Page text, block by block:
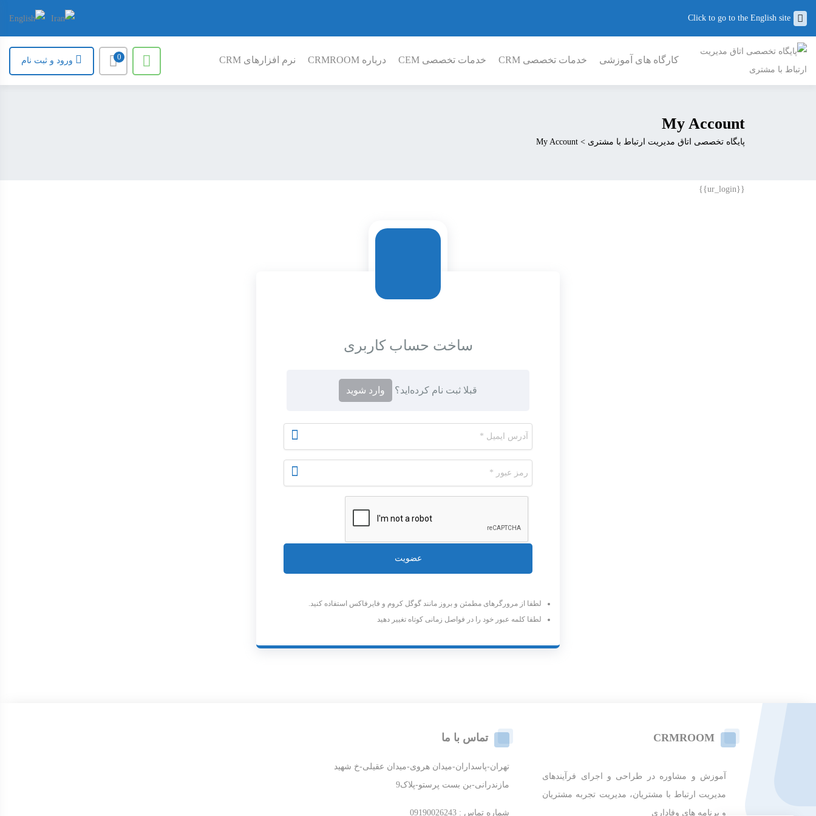
Click to go to the English site
کارگاه های آموزشی خدمات تخصصی CRM خدمات تخصصی CEM درباره CRMROOM نرم افزارهای CRM 0 ورود و ثبت نام
My Account
پایگاه تخصصی اتاق مدیریت ارتباط با مشتری >
My Account
{{ur_login}}
ساخت حساب کاربری
قبلا ثبت ‌نام کرده‌اید؟ وارد شوید
عضویت
لطفا از مرورگرهای مطمئن و بروز مانند گوگل کروم و فایرفاکس استفاده کنید.
لطفا کلمه عبور خود را در فواصل زمانی کوتاه تغییر دهید
CRMROOM
آموزش و مشاوره در طراحی و اجرای فرآیندهای
مدیریت ارتباط با مشتریان، مدیریت تجربه مشتریان
و برنامه های وفاداری
تماس با ما
تهران-پاسداران-میدان هروی-میدان عقیلی-خ شهید
مازندرانی-بن بست پرستو-پلاک9
شماره تماس : 09190026243